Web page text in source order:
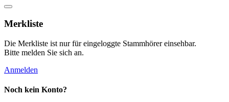
Merkliste
Die Merkliste ist nur für eingeloggte Stammhörer einsehbar.
Bitte melden Sie sich an.
Anmelden
Noch kein Konto?